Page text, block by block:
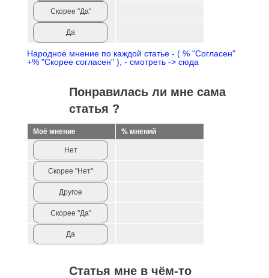
Скорее "Да"
Да
Народное мнение по каждой статье - ( % "Согласен"
+% "Скорее согласен" ), - смотреть -> сюда
Понравилась ли мне сама
статья ?
Моё мнение % мнений
Нет
Скорее "Нет"
Другое
Скорее "Да"
Да
Статья мне в чём-то